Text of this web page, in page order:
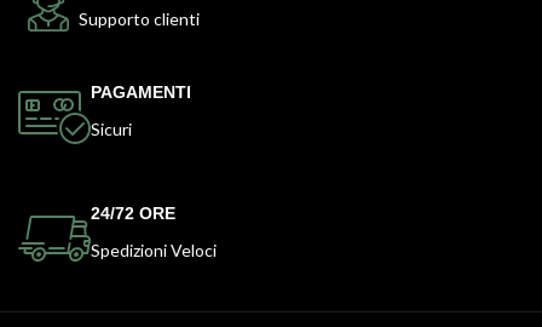
Supporto clienti
PAGAMENTI
Sicuri
24/72 ORE
Spedizioni Veloci